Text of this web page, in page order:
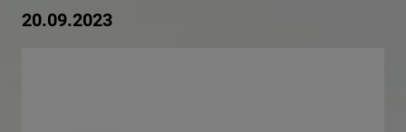
20.09.2023